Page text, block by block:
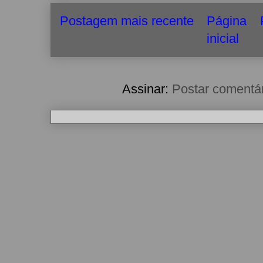
Postagem mais recente
Página
inicial
Assinar: Postar